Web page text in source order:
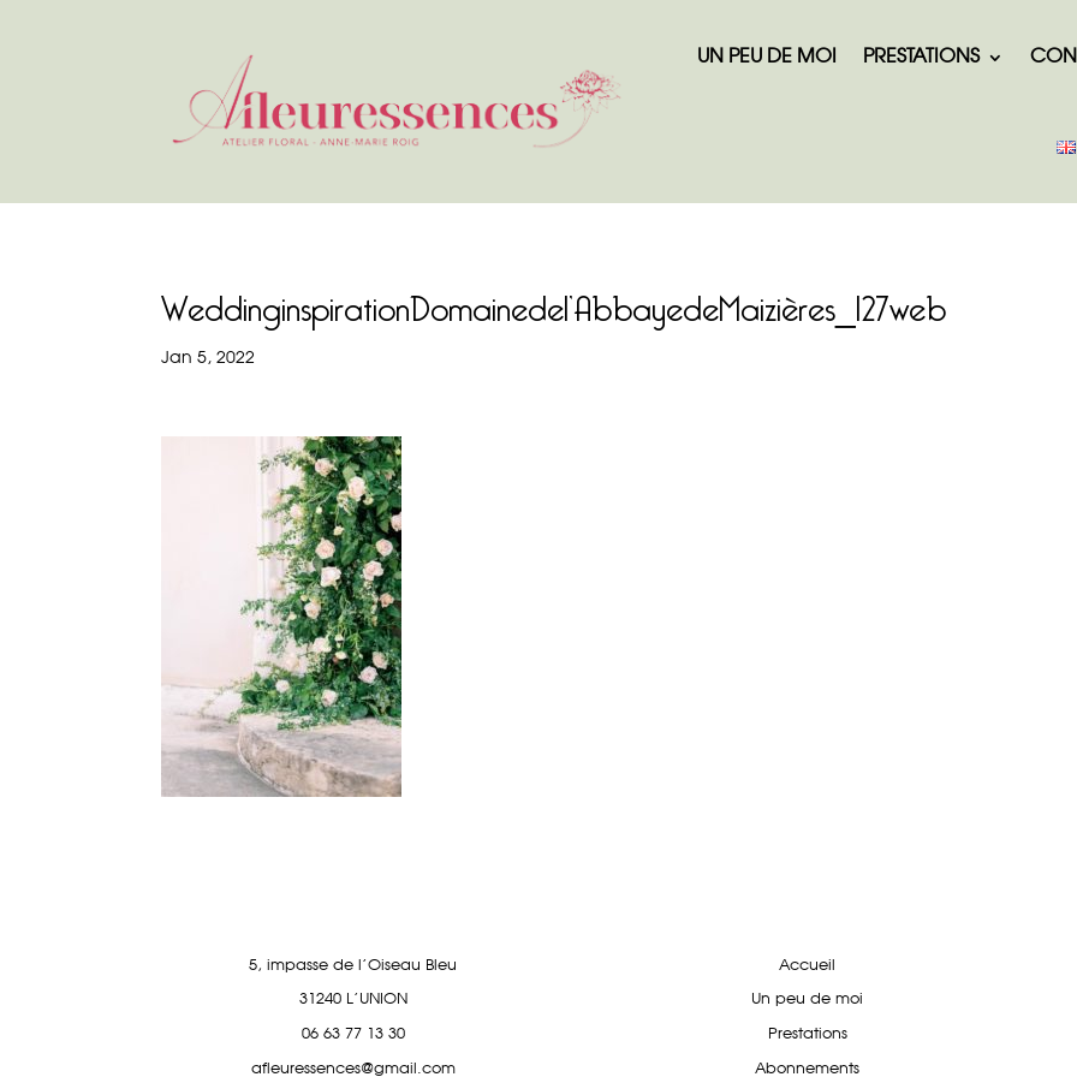
UN PEU DE MOI PRESTATIONS
WeddinginspirationDomainedel’AbbayedeMaizières_127web
Jan 5, 2022
5, impasse de l'Oiseau Bleu
31240 L'UNION
06 63 77 13 30
afleuressences@gmail.com
Accueil
Un peu de moi
Prestations
Abonnements